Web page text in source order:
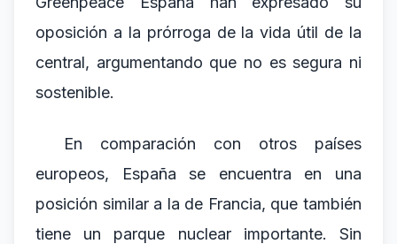
oposición a la prórroga de la vida útil de la
central, argumentando que no es segura ni
sostenible.
En comparación con otros países
europeos, España se encuentra en una
posición similar a la de Francia, que también
tiene un parque nuclear importante. Sin